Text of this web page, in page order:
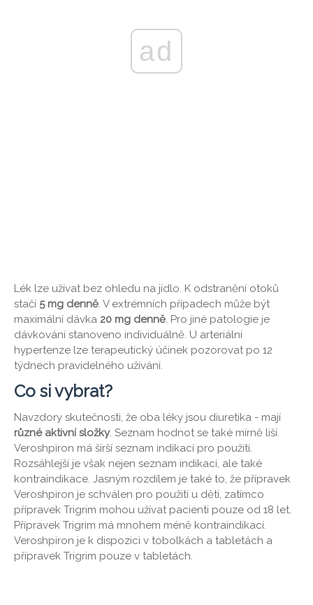
ad
Lék lze užívat bez ohledu na jídlo. K odstranění otoků
stačí 5 mg denně. V extrémních případech může být
maximální dávka 20 mg denně. Pro jiné patologie je
dávkování stanoveno individuálně. U arteriální
hypertenze lze terapeutický účinek pozorovat po 12
týdnech pravidelného užívání.
Co si vybrat?
Navzdory skutečnosti, že oba léky jsou diuretika - mají
různé aktivní složky. Seznam hodnot se také mírně liší.
Veroshpiron má širší seznam indikací pro použití.
Rozsáhlejší je však nejen seznam indikací, ale také
kontraindikace. Jasným rozdílem je také to, že přípravek
Veroshpiron je schválen pro použití u dětí, zatímco
přípravek Trigrim mohou užívat pacienti pouze od 18 let.
Přípravek Trigrim má mnohem méně kontraindikací.
Veroshpiron je k dispozici v tobolkách a tabletách a
přípravek Trigrim pouze v tabletách.